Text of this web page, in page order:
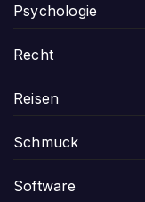
Psychologie
Recht
Reisen
Schmuck
Software